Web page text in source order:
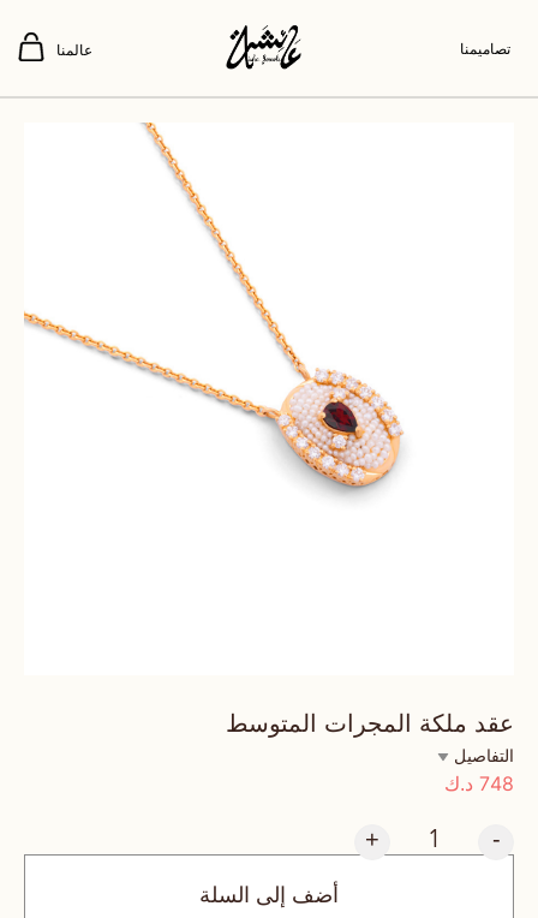
تصاميمنا عالمنا
عقد ملكة المجرات المتوسط
التفاصيل
748 د.ك
-
+
أضف إلى السلة